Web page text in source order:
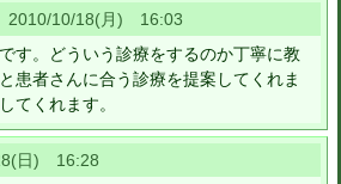
10/18(月) 16:03
す。どういう診療をするのか丁寧に教
患者さんに合う診療を提案してくれま
てくれます。
日) 16:28